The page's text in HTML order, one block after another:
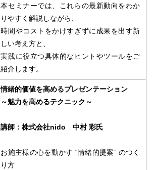
本セミナーでは、これらの最新動向をわか
りやすく解説しながら、
時間やコストをかけすぎずに成果を出す新
しい考え方と、
実践に役立つ具体的なヒントやツールをご
紹介します。
情緒的価値を高めるプレゼンテーション
～魅力を高めるテクニック～
講師：株式会社nido 中村 彩氏
お施主様の心を動かす “情緒的提案” のつく
り方